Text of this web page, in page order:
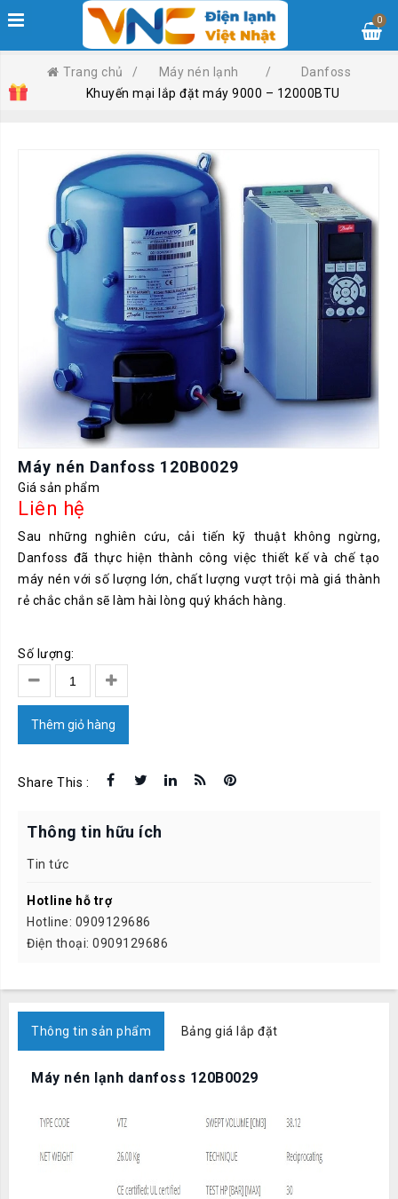
0
Trang chủ / Máy nén lạnh /
Danfoss
Khuyến mại lắp đặt máy 9000 – 12000BTU
Máy nén Danfoss 120B0029
Giá sản phẩm
Liên hệ
Sau những nghiên cứu, cải tiến kỹ thuật không ngừng,
Danfoss đã thực hiện thành công việc thiết kế và chế tạo
máy nén với số lượng lớn, chất lượng vượt trội mà giá thành
rẻ chắc chắn sẽ làm hài lòng quý khách hàng.
Số lượng:
Thêm giỏ hàng
Share This :
Thông tin hữu ích
Tin tức
Hotline hỗ trợ
Hotline: 0909129686
Điện thoại: 0909129686
Thông tin sản phẩm Bảng giá lắp đặt
Máy nén lạnh danfoss 120B0029